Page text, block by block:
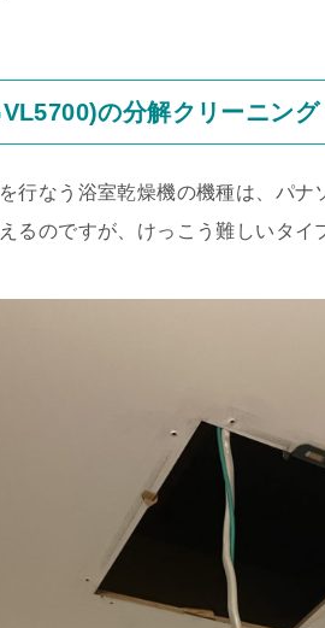
の分解クリーニング
行なう浴室乾燥機の機種は、パナ
るのですが、けっこう難しいタイ